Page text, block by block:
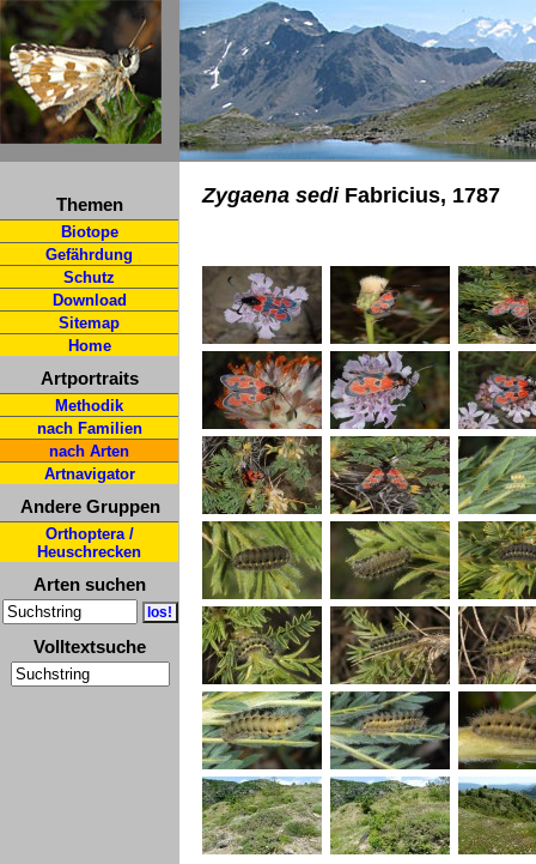
Themen
Biotope
Gefährdung
Schutz
Download
Sitemap
Home
Artportraits
Methodik
nach Familien
nach Arten
Artnavigator
Andere Gruppen
Orthoptera /
Heuschrecken
Arten suchen
Volltextsuche
Zygaena sediFabricius, 1787